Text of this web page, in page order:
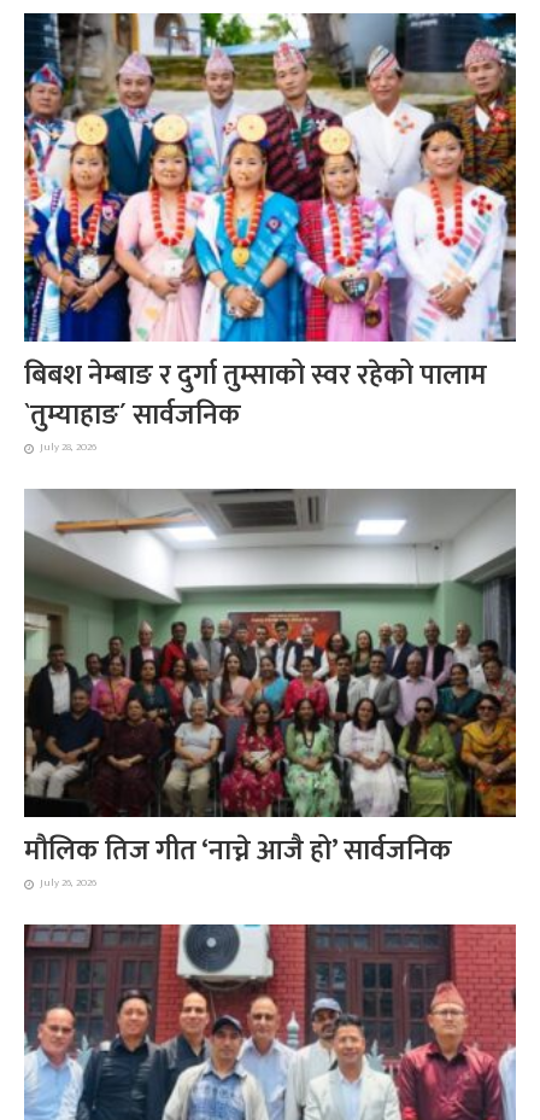
बिबश नेम्बाङ र दुर्गा तुम्साको स्वर रहेको पालाम
`तुम्याहाङ´ सार्वजनिक
July 28, 2026
मौलिक तिज गीत ‘नाच्ने आजै हो’ सार्वजनिक
July 26, 2026